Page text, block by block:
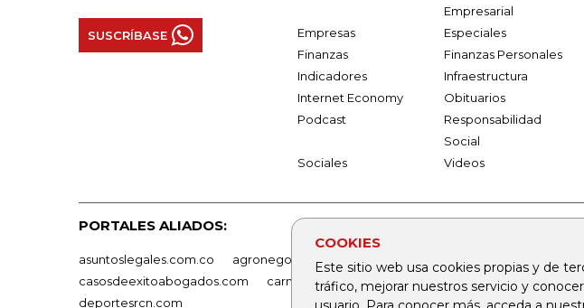
COOKIES
Este sitio web usa cookies propias y de
tráfico, mejorar nuestros servicio y
SUSCRÍBASE
Empresarial
Empresas Especiales
Finanzas
Finanzas Personales
Indicadores
Infraestructura
Internet Economy
Obituarios
Podcast
Responsabilidad
Social
Sociales Videos
PORTALES ALIADOS:
asuntoslegales.com.co agronegocios.co empresas.larepublica.co
casosdeexitoabogados.com
carnavalindustriacultural.com canalrcn.com
deportesrcn.com